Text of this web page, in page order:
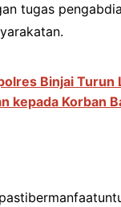
tugas
Binjai Turun
kepada Korban